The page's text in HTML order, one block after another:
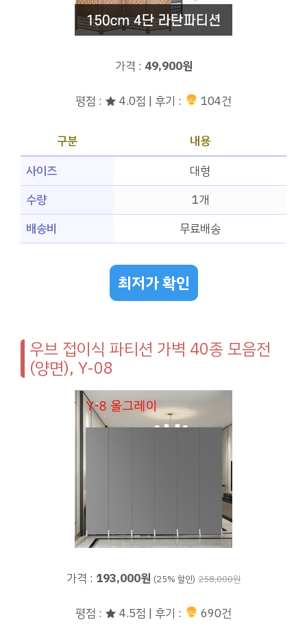
가격 : 49,900원
평점 : ★ 4.0점 | 후기 : 104건
구분
내용
사이즈
대형
수량
1개
배송비
무료배송
최저가 확인
우브 접이식 파티션 가벽 40종 모음전
(양면), Y-08
가격 : 193,000원 (25% 할인) 258,000원
평점 : ★ 4.5점 | 후기 : 690건